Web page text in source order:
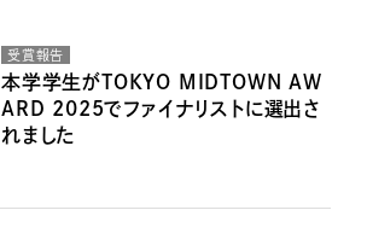
受賞報告
本学学生がTOKYO MIDTOWN AW
ARD 2025でファイナリストに選出さ
れました